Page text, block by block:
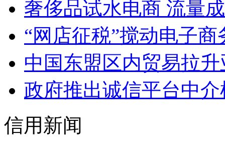
奢侈品试水电商 流量
“网店征税”搅动电子商
中国东盟区内贸易拉
政府推出诚信平台中
信用新闻